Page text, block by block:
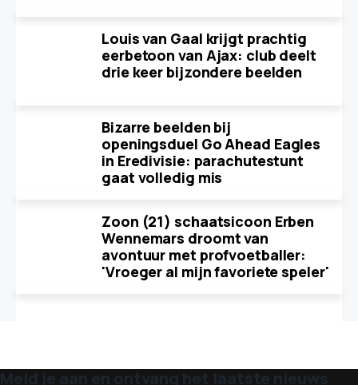
Louis van Gaal krijgt prachtig
eerbetoon van Ajax: club deelt
drie keer bijzondere beelden
Bizarre beelden bij
openingsduel Go Ahead Eagles
in Eredivisie: parachutestunt
gaat volledig mis
Zoon (21) schaatsicoon Erben
Wennemars droomt van
avontuur met profvoetballer:
'Vroeger al mijn favoriete speler'
Meld je aan en ontvang het laatste nieuws